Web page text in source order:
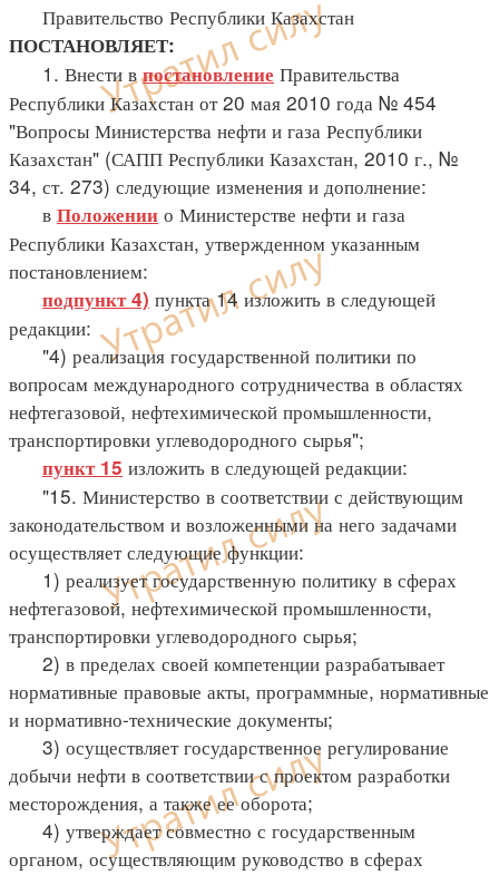
Правительство Республики Казахстан
ПОСТАНОВЛЯЕТ:
1. Внести впостановление Правительства
Республики Казахстан от 20 мая 2010 года № 454
"Вопросы Министерства нефти и газа Республики
Казахстан" (САПП Республики Казахстан, 2010 г., №
34, ст. 273) следующие изменения и дополнение:
в Положении о Министерстве нефти и газа
Республики Казахстан, утвержденном указанным
постановлением:
подпункт 4) пункта 14 изложить в следующей
редакции:
"4) реализация государственной политики по
вопросам международного сотрудничества в областях
нефтегазовой, нефтехимической промышленности,
транспортировки углеводородного сырья";
пункт 15 изложить в следующей редакции:
"15. Министерство в соответствии с действующим
законодательством и возложенными на него задачами
осуществляет следующие функции:
1) реализует государственную политику в сферах
нефтегазовой, нефтехимической промышленности,
транспортировки углеводородного сырья;
2) в пределах своей компетенции разрабатывает
нормативные правовые акты, программные, нормативные
и нормативно-технические документы;
3) осуществляет государственное регулирование
добычи нефти в соответствии с проектом разработки
месторождения, а также ее оборота;
4) утверждает совместно с государственным
органом, осуществляющим руководство в сферах